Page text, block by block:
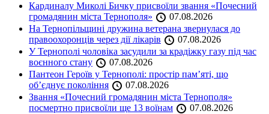
Кардиналу Миколі Бичку присвоїли звання «Почесний
громадянин міста Тернополя»
07.08.2026
На Тернопільщині дружина ветерана звернулася до
правоохоронців через дії лікарів
07.08.2026
У Тернополі чоловіка засудили за крадіжку газу під час
воєнного стану
07.08.2026
Пантеон Героїв у Тернополі: простір пам’яті, що
об’єднує покоління
07.08.2026
Звання «Почесний громадянин міста Тернополя»
посмертно присвоїли ще 13 воїнам
07.08.2026